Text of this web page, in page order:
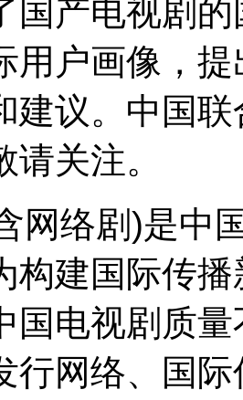
国产电视剧
用户画像，
建议。中国
关注。
网络剧)是中
构建国际传
国电视剧质
行网络、国